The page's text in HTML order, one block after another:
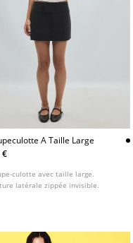
A Taille Large
€
culotte avec taille large.
latérale zippée invisible.